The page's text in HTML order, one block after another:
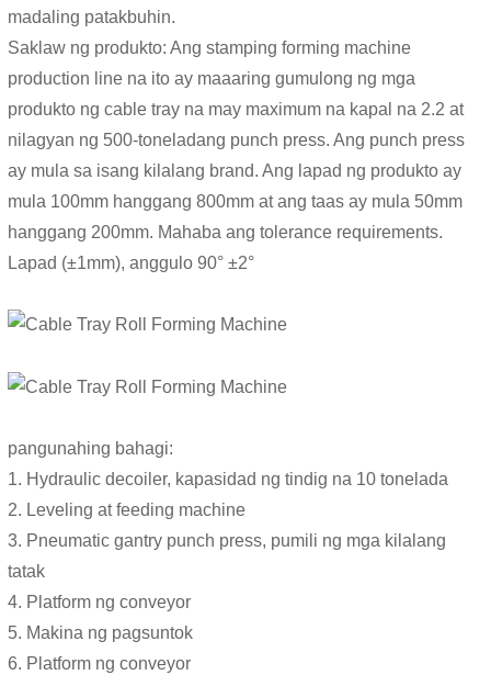
madaling patakbuhin.
Saklaw ng produkto: Ang stamping forming machine
production line na ito ay maaaring gumulong ng mga
produkto ng cable tray na may maximum na kapal na 2.2 at
nilagyan ng 500-toneladang punch press. Ang punch press
ay mula sa isang kilalang brand. Ang lapad ng produkto ay
mula 100mm hanggang 800mm at ang taas ay mula 50mm
hanggang 200mm. Mahaba ang tolerance requirements.
Lapad (±1mm), anggulo 90° ±2°
pangunahing bahagi:
1. Hydraulic decoiler, kapasidad ng tindig na 10 tonelada
2. Leveling at feeding machine
3. Pneumatic gantry punch press, pumili ng mga kilalang
tatak
4. Platform ng conveyor
5. Makina ng pagsuntok
6. Platform ng conveyor